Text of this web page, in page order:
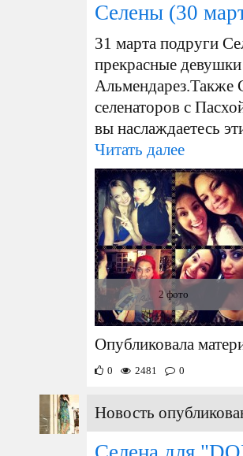
Селены (30
31 марта подруги
прекрасные
Альмендарез.Также
селенаторов с
вы наслаждаетесь
Читать далее
2 фото
Опубликовала
0 2481 0
Новость